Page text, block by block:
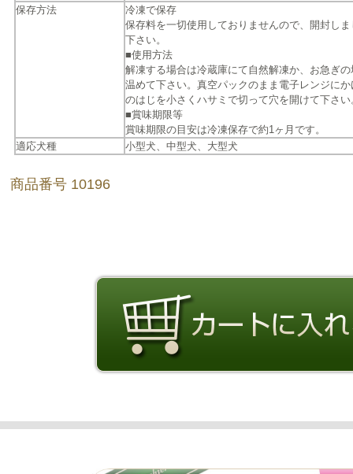
保存方法
冷凍で保存
保存料を一切使用しておりませんので、開封し
下さい。
■使用方法
解凍する場合は冷蔵庫にて自然解凍か、お急ぎ
温めて下さい。真空パックのまま電子レンジに
のはじを小さくハサミで切って穴を開けて下さい
■賞味期限等
賞味期限の目安は冷凍保存で約1ヶ月です。
適応犬種
小型犬、中型犬、大型犬
商品番号 10196